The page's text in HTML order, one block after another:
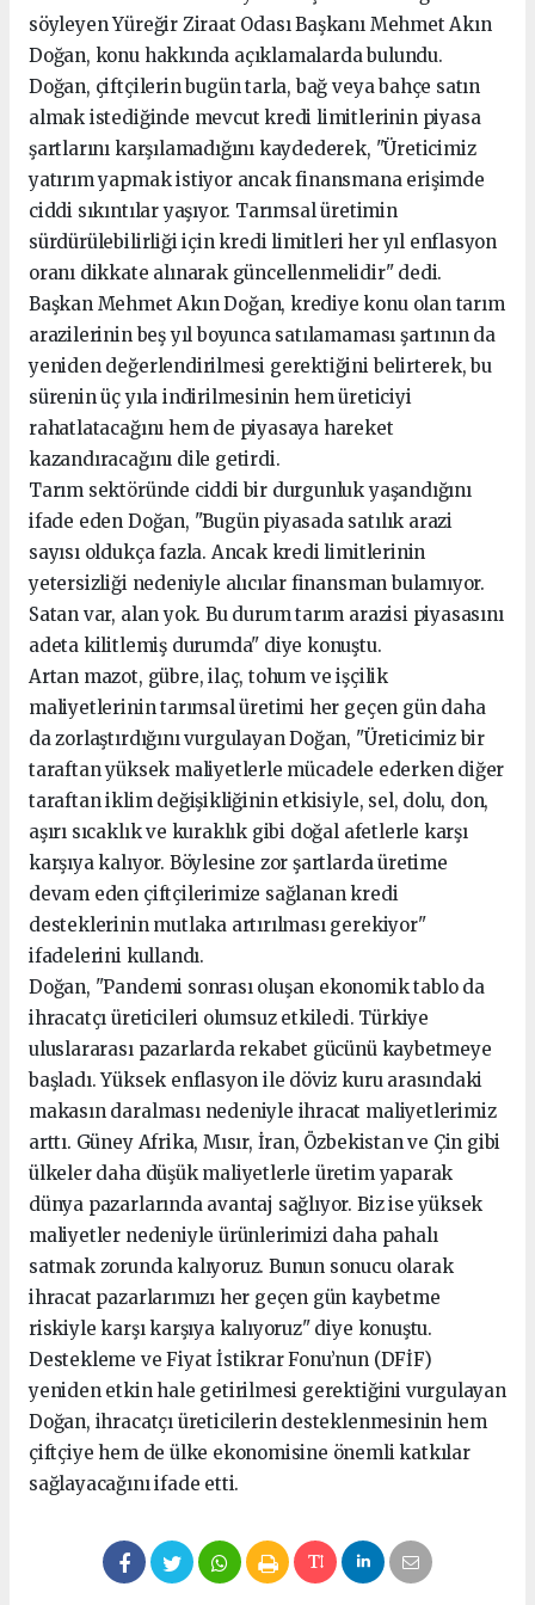
söyleyen Yüreğir Ziraat Odası Başkanı Mehmet Akın
Doğan, konu hakkında açıklamalarda bulundu.
Doğan, çiftçilerin bugün tarla, bağ veya bahçe satın
almak istediğinde mevcut kredi limitlerinin piyasa
şartlarını karşılamadığını kaydederek, "Üreticimiz
yatırım yapmak istiyor ancak finansmana erişimde
ciddi sıkıntılar yaşıyor. Tarımsal üretimin
sürdürülebilirliği için kredi limitleri her yıl enflasyon
oranı dikkate alınarak güncellenmelidir" dedi.
Başkan Mehmet Akın Doğan, krediye konu olan tarım
arazilerinin beş yıl boyunca satılamaması şartının da
yeniden değerlendirilmesi gerektiğini belirterek, bu
sürenin üç yıla indirilmesinin hem üreticiyi
rahatlatacağını hem de piyasaya hareket
kazandıracağını dile getirdi.
Tarım sektöründe ciddi bir durgunluk yaşandığını
ifade eden Doğan, "Bugün piyasada satılık arazi
sayısı oldukça fazla. Ancak kredi limitlerinin
yetersizliği nedeniyle alıcılar finansman bulamıyor.
Satan var, alan yok. Bu durum tarım arazisi piyasasını
adeta kilitlemiş durumda" diye konuştu.
Artan mazot, gübre, ilaç, tohum ve işçilik
maliyetlerinin tarımsal üretimi her geçen gün daha
da zorlaştırdığını vurgulayan Doğan, "Üreticimiz bir
taraftan yüksek maliyetlerle mücadele ederken diğer
taraftan iklim değişikliğinin etkisiyle, sel, dolu, don,
aşırı sıcaklık ve kuraklık gibi doğal afetlerle karşı
karşıya kalıyor. Böylesine zor şartlarda üretime
devam eden çiftçilerimize sağlanan kredi
desteklerinin mutlaka artırılması gerekiyor"
ifadelerini kullandı.
Doğan, "Pandemi sonrası oluşan ekonomik tablo da
ihracatçı üreticileri olumsuz etkiledi. Türkiye
uluslararası pazarlarda rekabet gücünü kaybetmeye
başladı. Yüksek enflasyon ile döviz kuru arasındaki
makasın daralması nedeniyle ihracat maliyetlerimiz
arttı. Güney Afrika, Mısır, İran, Özbekistan ve Çin gibi
ülkeler daha düşük maliyetlerle üretim yaparak
dünya pazarlarında avantaj sağlıyor. Biz ise yüksek
maliyetler nedeniyle ürünlerimizi daha pahalı
satmak zorunda kalıyoruz. Bunun sonucu olarak
ihracat pazarlarımızı her geçen gün kaybetme
riskiyle karşı karşıya kalıyoruz" diye konuştu.
Destekleme ve Fiyat İstikrar Fonu’nun (DFİF)
yeniden etkin hale getirilmesi gerektiğini vurgulayan
Doğan, ihracatçı üreticilerin desteklenmesinin hem
çiftçiye hem de ülke ekonomisine önemli katkılar
sağlayacağını ifade etti.